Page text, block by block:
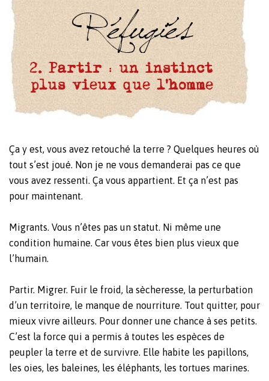
Ça y est, vous avez retouché la terre ? Quelques heures où
tout s’est joué. Non je ne vous demanderai pas ce que
vous avez ressenti. Ça vous appartient. Et ça n’est pas
pour maintenant.
Migrants. Vous n’êtes pas un statut. Ni même une
condition humaine. Car vous êtes bien plus vieux que
l’humain.
Partir. Migrer. Fuir le froid, la sècheresse, la perturbation
d’un territoire, le manque de nourriture. Tout quitter, pour
mieux vivre ailleurs. Pour donner une chance à ses petits.
C’est la force qui a permis à toutes les espèces de
peupler la terre et de survivre. Elle habite les papillons,
les oies, les baleines, les éléphants, les tortues marines.